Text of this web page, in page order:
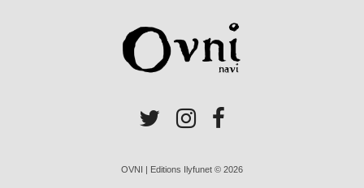
OVNI | Editions Ilyfunet © 2026